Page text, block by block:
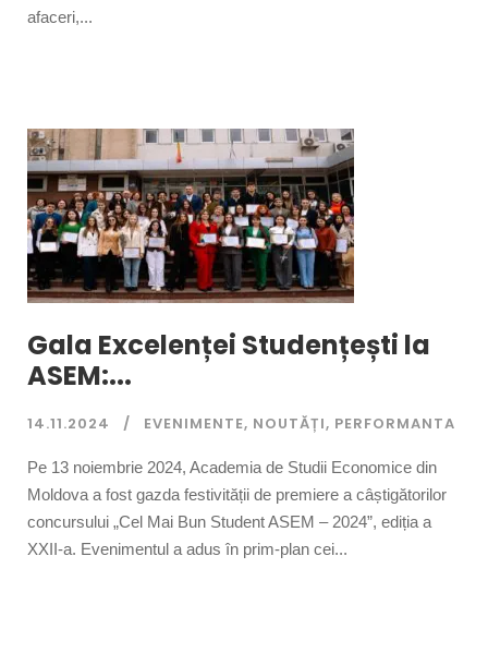
afaceri,...
Gala Excelenței Studențești la
ASEM:...
14.11.2024 EVENIMENTE, NOUTĂȚI, PERFORMANTA
Pe 13 noiembrie 2024, Academia de Studii Economice din
Moldova a fost gazda festivității de premiere a câștigătorilor
concursului „Cel Mai Bun Student ASEM – 2024”, ediția a
XXII-a. Evenimentul a adus în prim-plan cei...